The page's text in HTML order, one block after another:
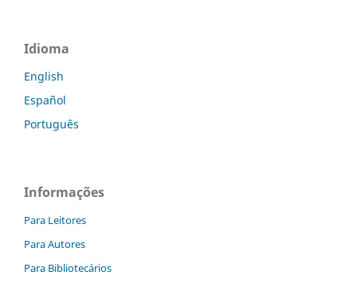
Idioma
English
Español
Português
Informações
Para Leitores
Para Autores
Para Bibliotecários